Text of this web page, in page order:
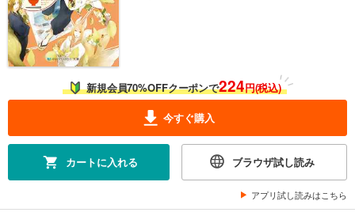
新規会員70%OFFクーポンで224円(税込)
今すぐ購入
カートに入れる ブラウザ試し読み
アプリ試し読みはこちら